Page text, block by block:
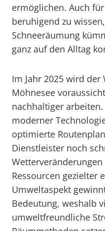
ermöglichen. Auch
beruhigend zu
Schneeräumung
ganz auf den Alltag
Im Jahr 2025 wird
Möhnesee
nachhaltiger
moderner
optimierte
Dienstleister noch
Ressourcen gezielter
Umweltaspekt
Bedeutung, weshalb
umweltfreundliche